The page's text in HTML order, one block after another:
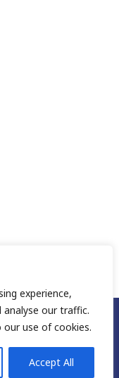
experience,
our traffic.
use of cookies.
Accept All